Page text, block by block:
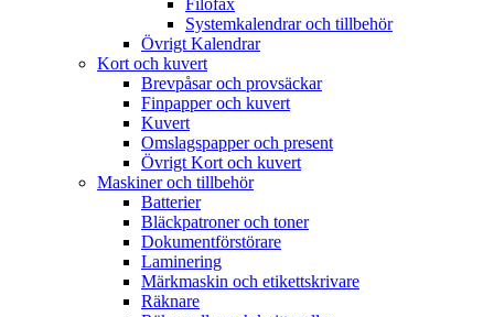
Filofax
Systemkalendrar och tillbehör
Övrigt Kalendrar
Kort och kuvert
Brevpåsar och provsäckar
Finpapper och kuvert
Kuvert
Omslagspapper och present
Övrigt Kort och kuvert
Maskiner och tillbehör
Batterier
Bläckpatroner och toner
Dokumentförstörare
Laminering
Märkmaskin och etikettskrivare
Räknare